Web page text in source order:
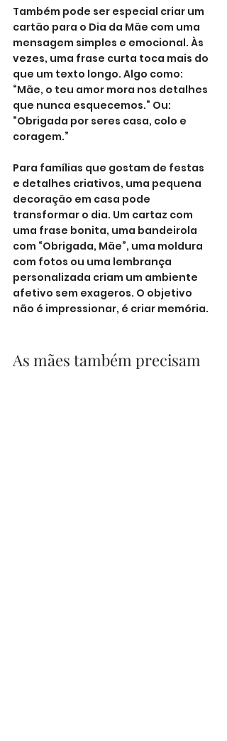
Também pode ser especial criar um
cartão para o Dia da Mãe com uma
mensagem simples e emocional. Às
vezes, uma frase curta toca mais do
que um texto longo. Algo como:
“Mãe, o teu amor mora nos detalhes
que nunca esquecemos.” Ou:
“Obrigada por seres casa, colo e
coragem.”
Para famílias que gostam de festas
e detalhes criativos, uma pequena
decoração em casa pode
transformar o dia. Um cartaz com
uma frase bonita, uma bandeirola
com “Obrigada, Mãe”, uma moldura
com fotos ou uma lembrança
personalizada criam um ambiente
afetivo sem exageros. O objetivo
não é impressionar, é criar memória.
As mães também precisam